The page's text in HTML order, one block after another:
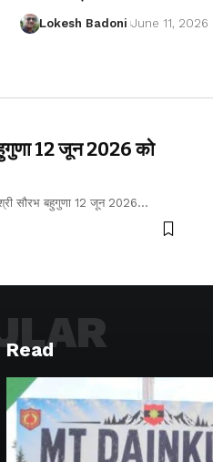
Lokesh Badoni June 11, 2026
12 जून 2026 को
सौरभ बहुगुणा 12 जून 2026…